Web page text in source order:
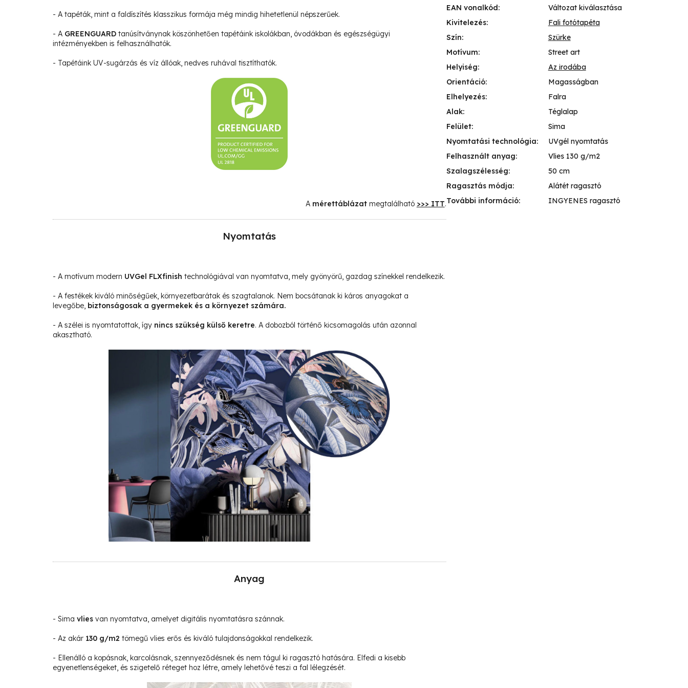
- A tapéták, mint a faldíszítés klasszikus formája még mindig hihetetlenül népszerűek.
- A GREENGUARD tanúsítványnak köszönhetően tapétáink iskolákban, óvodákban és egészségügyi
intézményekben is felhasználhatók.
- Tapétáink UV-sugárzás és víz állóak, nedves ruhával tisztíthatók.
A mérettáblázat megtalálható >>> ITT.
Nyomtatás
- A motívum modern UVGel FLXfinish technológiával van nyomtatva, mely gyönyörű, gazdag színekkel rendelkezik.
- A festékek kiváló minőségűek, környezetbarátak és szagtalanok. Nem bocsátanak ki káros anyagokat a
levegőbe, biztonságosak a gyermekek és a környezet számára.
- A szélei is nyomtatottak, így nincs szükség külső keretre. A dobozból történő kicsomagolás után azonnal
akasztható.
Anyag
- Sima vlies van nyomtatva, amelyet digitális nyomtatásra szánnak.
- Az akár 130 g/m2 tömegű vlies erős és kiváló tulajdonságokkal rendelkezik.
- Ellenálló a kopásnak, karcolásnak, szennyeződésnek és nem tágul ki ragasztó hatására. Elfedi a kisebb
egyenetlenségeket, és szigetelő réteget hoz létre, amely lehetővé teszi a fal lélegzését.
EAN vonalkód:
Változat kiválasztása
Kivitelezés:
Fali fotótapéta
Szín:
Szürke
Motívum:
Street art
Helyiség:
Az irodába
Orientáció:
Magasságban
Elhelyezés:
Falra
Alak:
Téglalap
Felület:
Sima
Nyomtatási technológia:
UVgél nyomtatás
Felhasznált anyag:
Vlies 130 g/m2
Szalagszélesség:
50 cm
Ragasztás módja:
Alátét ragasztó
További információ: INGYENES ragasztó